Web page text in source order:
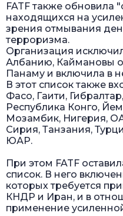
FATF также обновила
находящихся на
зрения отмывания
терроризма.
Организация
Албанию, Каймановы
Панаму и включила в
В этот список также
Фасо, Гаити,
Республика Конго,
Мозамбик, Нигерия,
Сирия, Танзания,
ЮАР.
При этом FATF
список. В него
которых требуется
КНДР и Иран, и в
применение